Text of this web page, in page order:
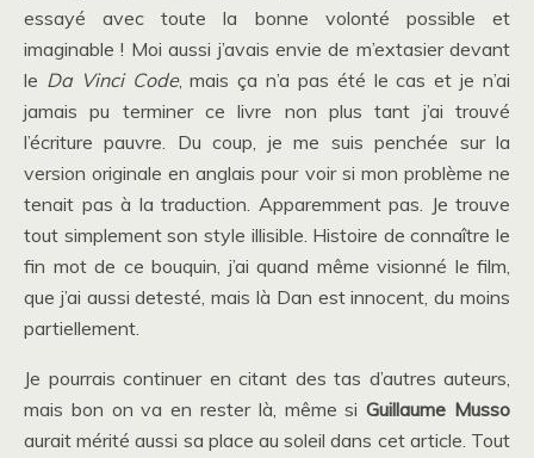
essayé avec toute la bonne volonté possible et
imaginable ! Moi aussi j’avais envie de m’extasier devant
le Da Vinci Code, mais ça n’a pas été le cas et je n’ai
jamais pu terminer ce livre non plus tant j’ai trouvé
l’écriture pauvre. Du coup, je me suis penchée sur la
version originale en anglais pour voir si mon problème ne
tenait pas à la traduction. Apparemment pas. Je trouve
tout simplement son style illisible. Histoire de connaître le
fin mot de ce bouquin, j’ai quand même visionné le film,
que j’ai aussi detesté, mais là Dan est innocent, du moins
partiellement.
Je pourrais continuer en citant des tas d’autres auteurs,
mais bon on va en rester là, même siGuillaume Musso
aurait mérité aussi sa place au soleil dans cet article. Tout